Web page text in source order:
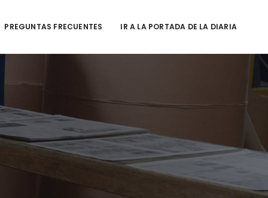
PREGUNTAS FRECUENTES IR A LA PORTADA DE LA DIARIA